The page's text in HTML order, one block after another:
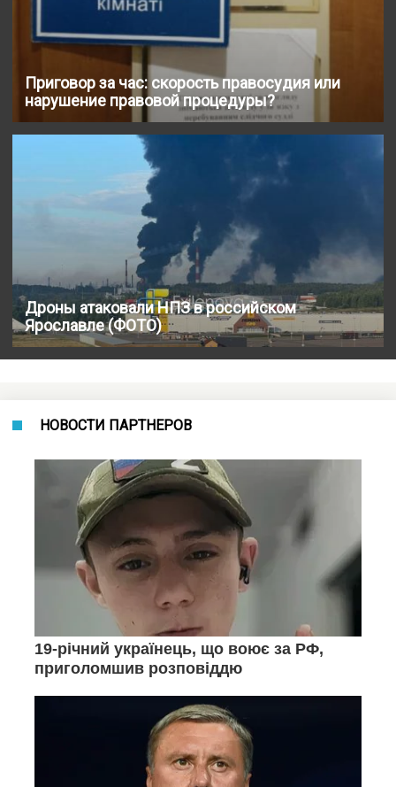
Приговор за час: скорость правосудия или
нарушение правовой процедуры?
Дроны атаковали НПЗ в российском
Ярославле (ФОТО)
НОВОСТИ ПАРТНЕРОВ